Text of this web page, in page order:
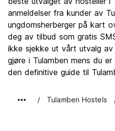
anmeldelser fra kunder av
ungdomsherberger på kart
deg av tilbud som gratis
ikke sjekke ut vårt utvalg
gjøre i Tulamben mens du
den definitive guide til
Tulamben Hostels